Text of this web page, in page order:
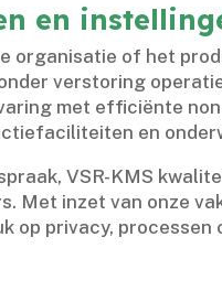
en
organisatie of het
verstoring
met efficiënte
en
VSR-KMS
Met inzet van onze
op privacy, processen